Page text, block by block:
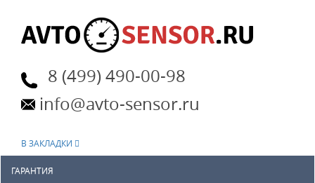
8 (499) 490-00-98
info@avto-sensor.ru
В ЗАКЛАДКИ
ГАРАНТИЯ